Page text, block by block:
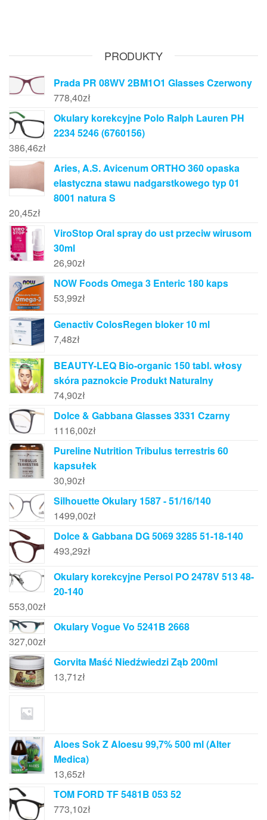
PRODUKTY
Prada PR 08WV 2BM1O1 Glasses Czerwony
778,40zł
Okulary korekcyjne Polo Ralph Lauren PH
2234 5246 (6760156)
386,46zł
Aries, A.S. Avicenum ORTHO 360 opaska
elastyczna stawu nadgarstkowego typ 01
8001 natura S
20,45zł
ViroStop Oral spray do ust przeciw wirusom
30ml
26,90zł
NOW Foods Omega 3 Enteric 180 kaps
53,99zł
Genactiv ColosRegen bloker 10 ml
7,48zł
BEAUTY-LEQ Bio-organic 150 tabl. włosy
skóra paznokcie Produkt Naturalny
74,90zł
Dolce & Gabbana Glasses 3331 Czarny
1116,00zł
Pureline Nutrition Tribulus terrestris 60
kapsułek
30,90zł
Silhouette Okulary 1587 - 51/16/140
1499,00zł
Dolce & Gabbana DG 5069 3285 51-18-140
493,29zł
Okulary korekcyjne Persol PO 2478V 513 48-
20-140
553,00zł
Okulary Vogue Vo 5241B 2668
327,00zł
Gorvita Maść Niedźwiedzi Ząb 200ml
13,71zł
Aloes Sok Z Aloesu 99,7% 500 ml (Alter
Medica)
13,65zł
TOM FORD TF 5481B 053 52
773,10zł